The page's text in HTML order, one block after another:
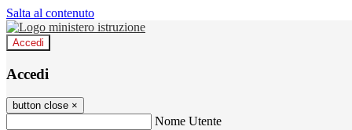
Salta al contenuto
Accedi
Accedi
button close ×
Nome Utente